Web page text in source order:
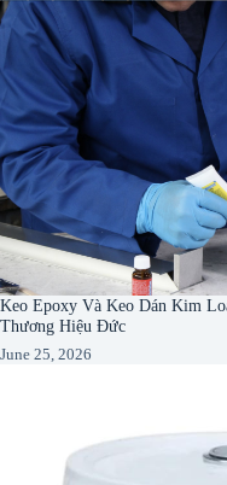
Keo Epoxy Và Keo Dán Kim
Thương Hiệu Đức
June 25, 2026